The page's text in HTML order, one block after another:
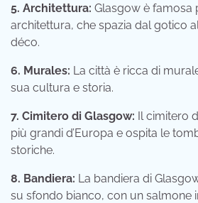
5. Architettura: Glasgow è famosa
architettura, che spazia dal gotico
déco.
6. Murales: La città è ricca di
sua cultura e storia.
7. Cimitero di Glasgow: Il cimitero
più grandi d’Europa e ospita le
storiche.
8. Bandiera: La bandiera di
su sfondo bianco, con un salmone